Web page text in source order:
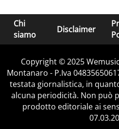
Chi
siamo
Disclaimer
Copyright © 2025
Montanaro - P.Iva
testata giornalistica, in
alcuna periodicità. Non può
prodotto editoriale ai